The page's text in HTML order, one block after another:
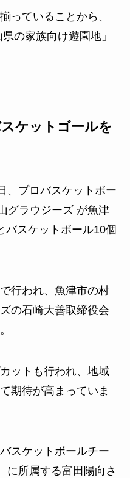
っていることから、
の家族向け遊園地」
ケットゴールを
、プロバスケットボー
グラウジーズ が魚津
バスケットボール10個
行われ、魚津市の村
の石崎大善取締役会
ットも行われ、地域
期待が高まっていま
スケットボールチー
に所属する富田陽向さ